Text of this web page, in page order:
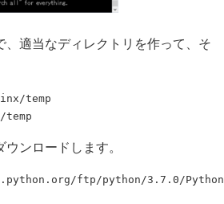
、適当なディレクトリを作って、そ
temp
ンロードします。